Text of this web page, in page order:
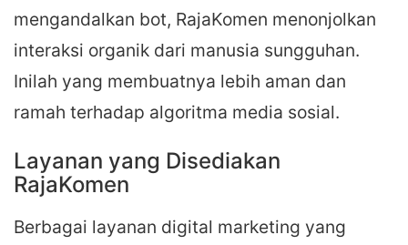
mengandalkan bot, RajaKomen menonjolkan
interaksi organik dari manusia sungguhan.
Inilah yang membuatnya lebih aman dan
ramah terhadap algoritma media sosial.
Layanan yang Disediakan
RajaKomen
Berbagai layanan digital marketing yang